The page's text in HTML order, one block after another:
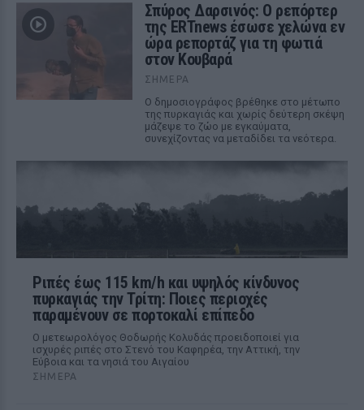
Σπύρος Δαρσινός: Ο ρεπόρτερ
της ERTnews έσωσε χελώνα εν
ώρα ρεπορτάζ για τη φωτιά
στον Κουβαρά
ΣΉΜΕΡΑ
Ο δημοσιογράφος βρέθηκε στο μέτωπο
της πυρκαγιάς και χωρίς δεύτερη σκέψη
μάζεψε το ζώο με εγκαύματα,
συνεχίζοντας να μεταδίδει τα νεότερα.
Ριπές έως 115 km/h και υψηλός κίνδυνος
πυρκαγιάς την Τρίτη: Ποιες περιοχές
παραμένουν σε πορτοκαλί επίπεδο
Ο μετεωρολόγος Θοδωρής Κολυδάς προειδοποιεί για
ισχυρές ριπές στο Στενό του Καφηρέα, την Αττική, την
Εύβοια και τα νησιά του Αιγαίου
ΣΉΜΕΡΑ